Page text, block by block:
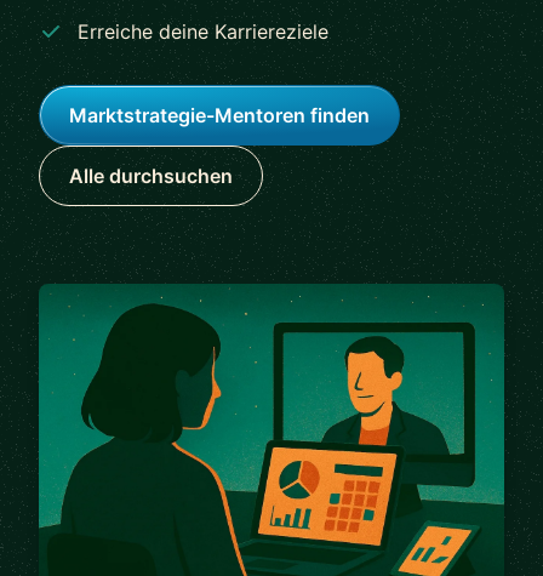
Erreiche deine Karriereziele
Marktstrategie-Mentoren finden
Alle durchsuchen